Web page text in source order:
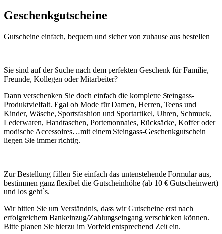
Geschenkgutscheine
Gutscheine einfach, bequem und sicher von zuhause aus bestellen
Sie sind auf der Suche nach dem perfekten Geschenk für Familie,
Freunde, Kollegen oder Mitarbeiter?
Dann verschenken Sie doch einfach die komplette Steingass-
Produktvielfalt. Egal ob Mode für Damen, Herren, Teens und
Kinder, Wäsche, Sportsfashion und Sportartikel, Uhren, Schmuck,
Lederwaren, Handtaschen, Portemonnaies, Rücksäcke, Koffer oder
modische Accessoires…mit einem Steingass-Geschenkgutschein
liegen Sie immer richtig.
Zur Bestellung füllen Sie einfach das untenstehende Formular aus,
bestimmen ganz flexibel die Gutscheinhöhe (ab 10 € Gutscheinwert)
und los geht`s.
Wir bitten Sie um Verständnis, dass wir Gutscheine erst nach
erfolgreichem Bankeinzug/Zahlungseingang verschicken können.
Bitte planen Sie hierzu im Vorfeld entsprechend Zeit ein.